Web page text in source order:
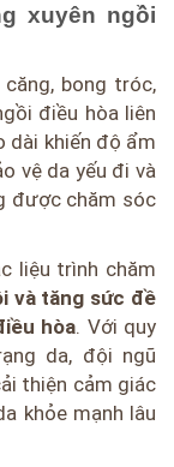
xuyên ngồi
bong tróc,
điều hòa liên
dài khiến độ ẩm
vệ da yếu đi và
được chăm sóc
liệu trình chăm
và tăng sức đề
hòa. Với quy
da, đội ngũ
thiện cảm giác
khỏe mạnh lâu